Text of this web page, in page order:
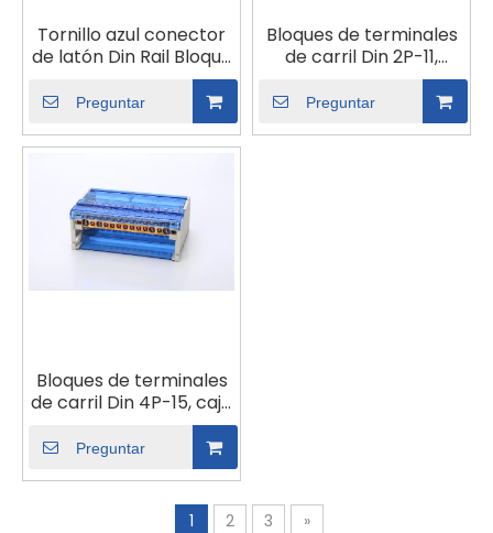
Tornillo azul conector
de latón Din Rail Bloque
de cobre Terminal
Tierra y bloques
neutros de 12p Caja de
distribución Terminal
Preguntar
Bloques de terminales
de carril Din 2P-11,
conexión de tornillo
Modular, caja de bloque
de distribución de
Preguntar
Bloques de terminales
de carril Din 4P-15, caja
distribución de energía
de conexión de tornillo
cable eléctrico
Preguntar
1 2 3 »